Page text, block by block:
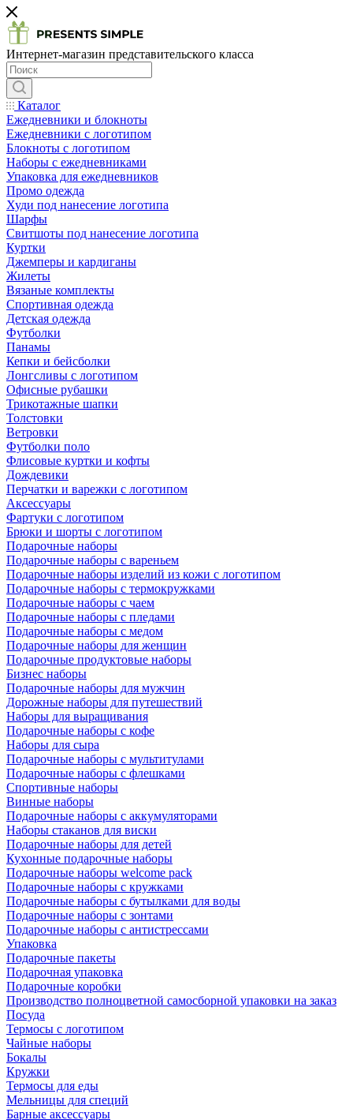
Интернет-магазин представительского класса
Каталог
Ежедневники и блокноты
Ежедневники с логотипом
Блокноты с логотипом
Наборы с ежедневниками
Упаковка для ежедневников
Промо одежда
Худи под нанесение логотипа
Шарфы
Свитшоты под нанесение логотипа
Куртки
Джемперы и кардиганы
Жилеты
Вязаные комплекты
Спортивная одежда
Детская одежда
Футболки
Панамы
Кепки и бейсболки
Лонгсливы с логотипом
Офисные рубашки
Трикотажные шапки
Толстовки
Ветровки
Футболки поло
Флисовые куртки и кофты
Дождевики
Перчатки и варежки с логотипом
Аксессуары
Фартуки с логотипом
Брюки и шорты с логотипом
Подарочные наборы
Подарочные наборы с вареньем
Подарочные наборы изделий из кожи с логотипом
Подарочные наборы с термокружками
Подарочные наборы с чаем
Подарочные наборы с пледами
Подарочные наборы с медом
Подарочные наборы для женщин
Подарочные продуктовые наборы
Бизнес наборы
Подарочные наборы для мужчин
Дорожные наборы для путешествий
Наборы для выращивания
Подарочные наборы с кофе
Наборы для сыра
Подарочные наборы с мультитулами
Подарочные наборы с флешками
Спортивные наборы
Винные наборы
Подарочные наборы с аккумуляторами
Наборы стаканов для виски
Подарочные наборы для детей
Кухонные подарочные наборы
Подарочные наборы welcome pack
Подарочные наборы с кружками
Подарочные наборы с бутылками для воды
Подарочные наборы с зонтами
Подарочные наборы с антистрессами
Упаковка
Подарочные пакеты
Подарочная упаковка
Подарочные коробки
Производство полноцветной самосборной упаковки на заказ
Посуда
Термосы с логотипом
Чайные наборы
Бокалы
Кружки
Термосы для еды
Мельницы для специй
Барные аксессуары